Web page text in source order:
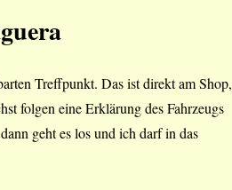
Treffpunkt. Das ist direkt am Shop,
folgen eine Erklärung des Fahrzeugs
geht es los und ich darf in das